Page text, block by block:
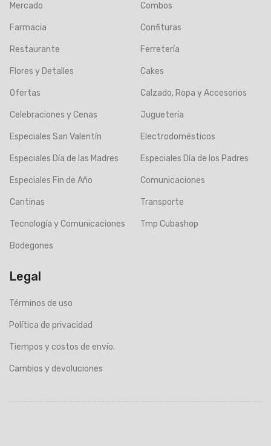
Mercado Combos
Farmacia Confituras
Restaurante Ferretería
Flores y Detalles Cakes
Ofertas Calzado, Ropa y Accesorios
Celebraciones y Cenas Juguetería
Especiales San Valentín Electrodomésticos
Especiales Día de las Madres Especiales Día de los Padres
Especiales Fin de Año Comunicaciones
Cantinas Transporte
Tecnología y Comunicaciones Tmp Cubashop
Bodegones
Legal
Términos de uso
Política de privacidad
Tiempos y costos de envío.
Cambios y devoluciones